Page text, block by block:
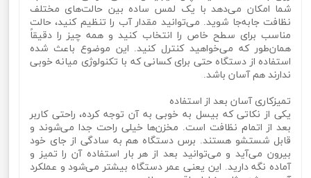
شما امکان می‌دهد با یک لمس ساده بین حالت‌های مختلف
نظافت جابه‌جا شوید. می‌توانید مقدار آب را تنظیم کنید، حالت
مناسب برای سطح خاص را انتخاب کنید و همه چیز را دقیقاً
همان‌طور که می‌خواهید کنترل کنید. این موضوع باعث شده
استفاده از دستگاه حتی برای کسانی که با تکنولوژی میانه خوبی
ندارند هم آسان باشد.
تمیزکاری آسان بعد از استفاده
یکی از نکاتی که بیسل به خوبی به آن توجه کرده، راحتی کاربر
بعد از اتمام نظافت است. مخزن‌ها خیلی راحت جدا می‌شوند و
قابل شستشو هستند. برس دستگاه هم به سادگی از جای خود
بیرون می‌آید و می‌توانید بعد از هر بار استفاده آن را تمیز و
آماده نگه دارید. این یعنی عمر دستگاه بیشتر می‌شود و عملکرد